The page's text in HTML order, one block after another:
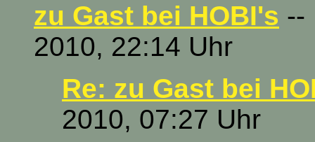
zu Gast bei HOBI's --
2010, 22:14 Uhr
Re: zu Gast bei
2010, 07:27 Uhr